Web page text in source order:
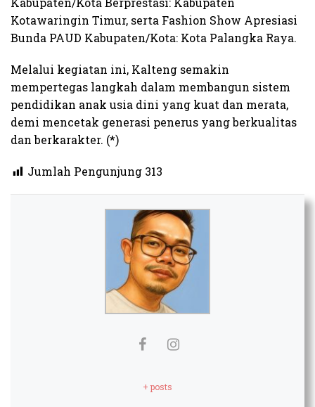
Kotawaringin Timur, serta Fashion Show Apresiasi
Bunda PAUD Kabupaten/Kota: Kota Palangka Raya.
Melalui kegiatan ini, Kalteng semakin
mempertegas langkah dalam membangun sistem
pendidikan anak usia dini yang kuat dan merata,
demi mencetak generasi penerus yang berkualitas
dan berkarakter. (*)
Jumlah Pengunjung 313
+ posts